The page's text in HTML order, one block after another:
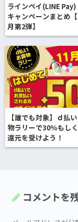
ラインペイ(LINE Pay)
キャンペーンまとめ
月第2弾】
【誰でも対象】ｄ払
物ラリーで30％もし
還元を受けよう！
コメントを